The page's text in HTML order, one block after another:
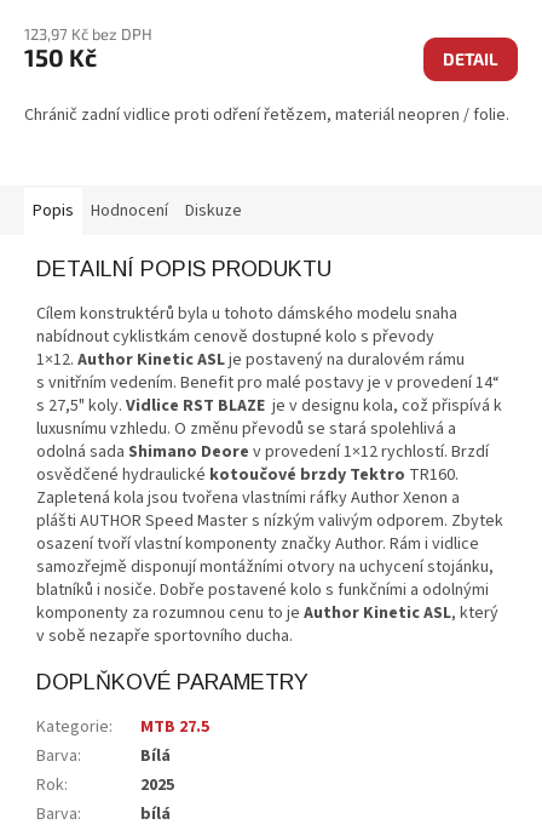
123,97 Kč bez DPH
150 Kč DETAIL
Chránič zadní vidlice proti odření řetězem, materiál neopren / folie.
Popis Hodnocení Diskuze
DETAILNÍ POPIS PRODUKTU
Cílem konstruktérů byla u tohoto dámského modelu snaha
nabídnout cyklistkám cenově dostupné kolo s převody
1×12. Author Kinetic ASLje postavený na duralovém rámu
s vnitřním vedením. Benefit pro malé postavy je v provedení 14“
s 27,5" koly. Vidlice RST BLAZE je v designu kola, což přispívá k
luxusnímu vzhledu. O změnu převodů se stará spolehlivá a
odolná sada Shimano Deore v provedení 1×12 rychlostí. Brzdí
osvědčené hydraulické kotoučové brzdy Tektro TR160.
Zapletená kola jsou tvořena vlastními ráfky Author Xenon a
plášti AUTHOR Speed Master s nízkým valivým odporem. Zbytek
osazení tvoří vlastní komponenty značky Author. Rám i vidlice
samozřejmě disponují montážními otvory na uchycení stojánku,
blatníků i nosiče. Dobře postavené kolo s funkčními a odolnými
komponenty za rozumnou cenu to je Author Kinetic ASL, který
v sobě nezapře sportovního ducha.
DOPLŇKOVÉ PARAMETRY
Kategorie:
MTB 27.5
Barva:
Bílá
Rok:
2025
Barva:
bílá